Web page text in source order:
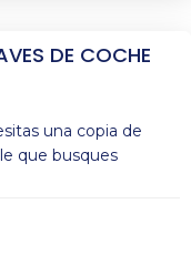
DE COCHE
una copia de
que busques